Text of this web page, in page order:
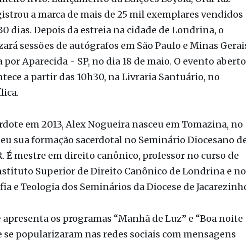
religioso, o padre paranaense Alex Nogueira agora
livro. Lançamento da Edições Loyola, Orar faz
a marca de mais de 25 mil exemplares vendidos
dias. Depois da estreia na cidade de Londrina, o
sessões de autógrafos em São Paulo e Minas Gerais.
Aparecida - SP, no dia 18 de maio. O evento aberto
em 2013, Alex Nogueira nasceu em Tomazina, no
sua formação sacerdotal no Seminário Diocesano de
É mestre em direito canônico, professor no curso de
e Teologia dos Seminários da Diocese de Jacarezinho.